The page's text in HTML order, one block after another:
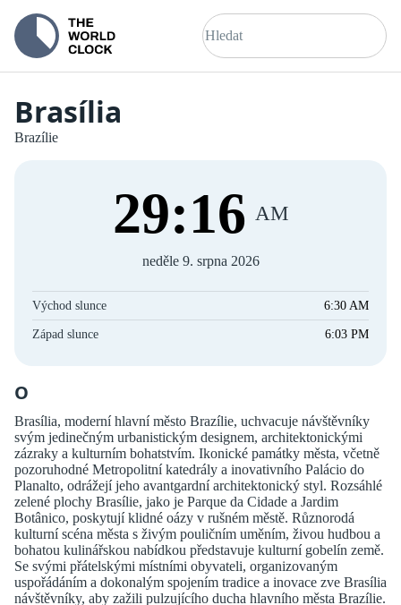
Brasília
Brazílie
29:16 AM
neděle 9. srpna 2026
Východ slunce 6:30 AM
Západ slunce 6:03 PM
O
Brasília, moderní hlavní město Brazílie, uchvacuje návštěvníky
svým jedinečným urbanistickým designem, architektonickými
zázraky a kulturním bohatstvím. Ikonické památky města, včetně
pozoruhodné Metropolitní katedrály a inovativního Palácio do
Planalto, odrážejí jeho avantgardní architektonický styl. Rozsáhlé
zelené plochy Brasílie, jako je Parque da Cidade a Jardim
Botânico, poskytují klidné oázy v rušném městě. Různorodá
kulturní scéna města s živým pouličním uměním, živou hudbou a
bohatou kulinářskou nabídkou představuje kulturní gobelín země.
Se svými přátelskými místními obyvateli, organizovaným
uspořádáním a dokonalým spojením tradice a inovace zve Brasília
návštěvníky, aby zažili pulzujícího ducha hlavního města Brazílie.